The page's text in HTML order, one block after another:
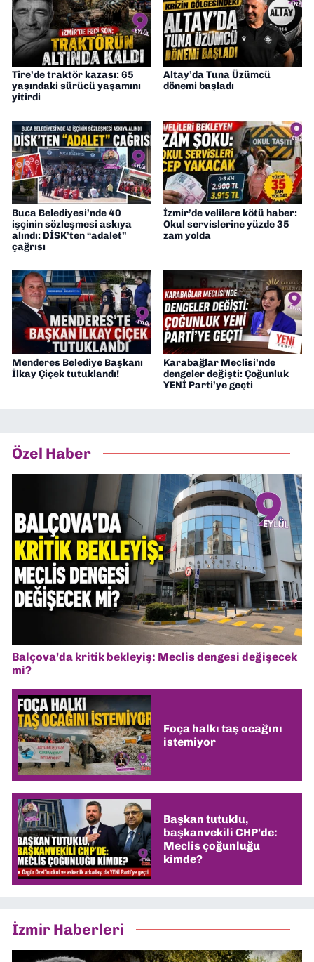
Tire’de traktör kazası: 65
yaşındaki sürücü yaşamını
yitirdi
Altay’da Tuna Üzümcü
dönemi başladı
Buca Belediyesi’nde 40
işçinin sözleşmesi askıya
alındı: DİSK’ten “adalet”
çağrısı
İzmir’de velilere kötü haber:
Okul servislerine yüzde 35
zam yolda
Menderes Belediye Başkanı
İlkay Çiçek tutuklandı!
Karabağlar Meclisi’nde
dengeler değişti: Çoğunluk
YENİ Parti’ye geçti
Özel Haber
Balçova’da kritik bekleyiş: Meclis dengesi değişecek
mi?
Foça halkı taş ocağını
istemiyor
Başkan tutuklu,
başkanvekili CHP’de:
Meclis çoğunluğu
kimde?
İzmir Haberleri